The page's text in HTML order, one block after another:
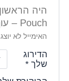
Pouch – עוף וסבא באספיק”
האימייל לא
הדירוג
שלך*